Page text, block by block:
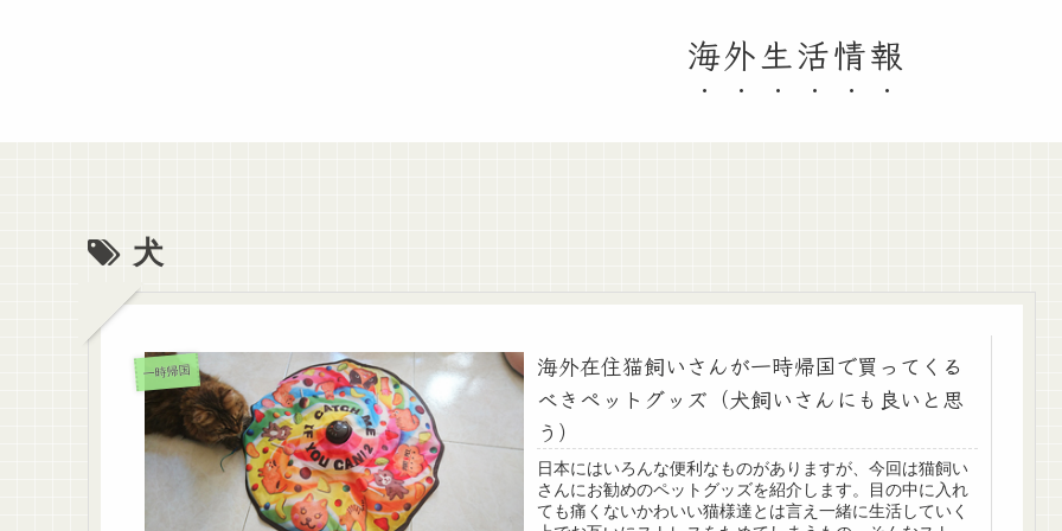
海外生活情報
犬
一時帰国
海外在住猫飼いさんが一時帰国で買ってくる
べきペットグッズ（犬飼いさんにも良いと思
う）
日本にはいろんな便利なものがありますが、今回は猫飼い
さんにお勧めのペットグッズを紹介します。目の中に入れ
ても痛くないかわいい猫様達とは言え一緒に生活していく